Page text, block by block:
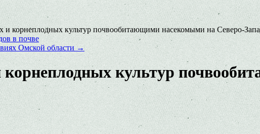
и корнеплодных культур почвообитающими насекомыми на Северо-
в почве
Омской области →
культур